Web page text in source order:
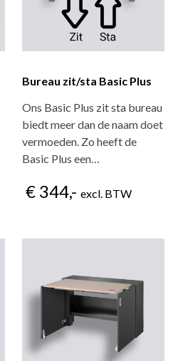
Bureau zit/sta Basic Plus
Ons Basic Plus zit sta bureau
biedt meer dan de naam doet
vermoeden. Zo heeft de
Basic Plus een…
€ 344,- excl. BTW